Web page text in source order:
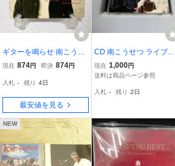
ギターを鳴らせ 南こうせ
つ song of the best CD+D
現在 874円 即決 874円
入札 - 残り 4日
最安値を見る
CD 南こうせつ ライブイ
ンニューヨーク 2CD
現在 1,000円
送料は商品ページ参照
入札 - 残り 2日
NEW